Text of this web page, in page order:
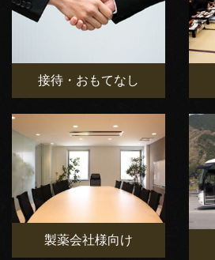
接待・おもてなし
製薬会社様向け